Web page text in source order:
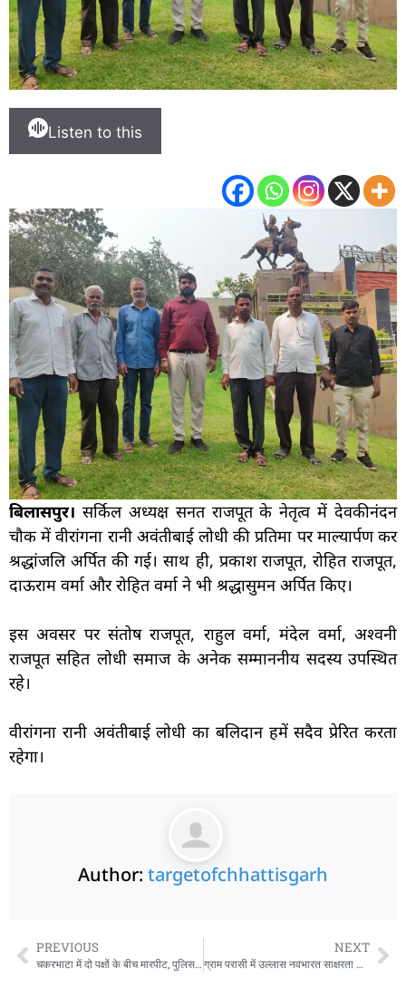
Listen to this
बिलासपुर। सर्किल अध्यक्ष सनत राजपूत के नेतृत्व में देवकीनंदन
चौक में वीरांगना रानी अवंतीबाई लोधी की प्रतिमा पर माल्यार्पण कर
श्रद्धांजलि अर्पित की गई। साथ ही, प्रकाश राजपूत, रोहित राजपूत,
दाऊराम वर्मा और रोहित वर्मा ने भी श्रद्धासुमन अर्पित किए।
इस अवसर पर संतोष राजपूत, राहुल वर्मा, मंदेल वर्मा, अश्वनी
राजपूत सहित लोधी समाज के अनेक सम्माननीय सदस्य उपस्थित
रहे।
वीरांगना रानी अवंतीबाई लोधी का बलिदान हमें सदैव प्रेरित करता
रहेगा।
Author: targetofchhattisgarh
PREVIOUS
चकरभाटा में दो पक्षों के बीच मारपीट, पुलिस ने दर्ज की काउंटर एफआईआर
NEXT
ग्राम परासी में उल्लास नवभारत साक्षरता अभियान के तहत 48 नवसाक्षरों ने दी परीक्षा